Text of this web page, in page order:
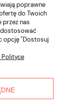
poprawne
do Twoich
nas
opcję "Dostosuj
Polityce